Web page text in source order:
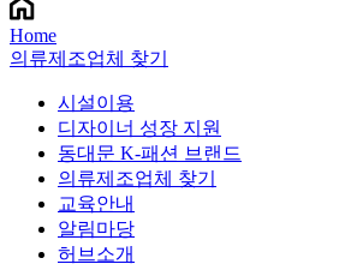
Home
의류제조업체 찾기
시설이용
디자이너 성장 지원
동대문 K-패션 브랜드
의류제조업체 찾기
교육안내
알림마당
허브소개